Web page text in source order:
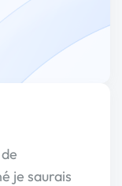
je saurais